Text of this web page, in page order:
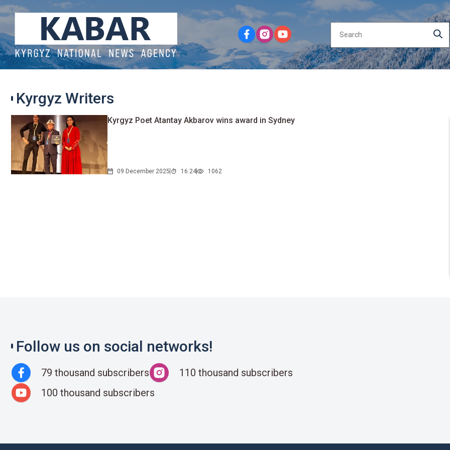
Kyrgyz Writers
Kyrgyz Poet Atantay Akbarov wins award in Sydney
09 December 2025 16:24 1062
Follow us on social networks!
79 thousand subscribers
110 thousand subscribers
100 thousand subscribers